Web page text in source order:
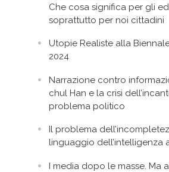
Che cosa significa per gli
soprattutto per noi cittadini
Utopie Realiste alla
2024
Narrazione contro
chul Han e la crisi
problema politico
Il problema
linguaggio dell’intelligenza
I media dopo le masse. Ma